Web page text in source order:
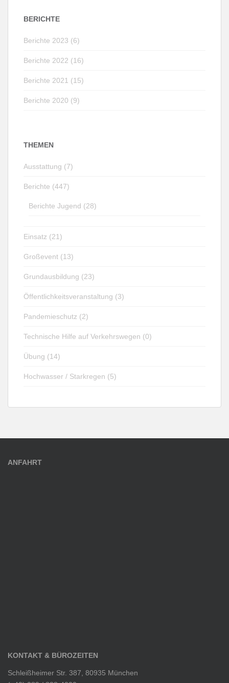
BERICHTE
Berichte 2023 (6)
Berichte 2022 (16)
Berichte 2021 (15)
Berichte 2020 (9)
THEMEN
Ausstattung (7)
Berichte (447)
Berichte Jugend (28)
Einsatz (21)
Großevent (13)
Grundausbildung (23)
Öffentlichkeitsveranstaltung (3)
Pandemieschutz (2)
Technische Hilfe auf Verkehrswegen (0)
Übung (14)
Hochwasser / Starkregen (5)
ANFAHRT
KONTAKT & BÜROZEITEN
Schleißheimer Str. 387, 80935 München